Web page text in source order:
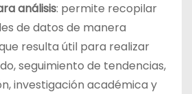
análisis: permite recopilar
de datos de manera
resulta útil para realizar
seguimiento de tendencias,
investigación académica y